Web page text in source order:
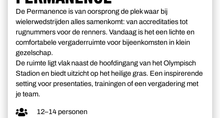
De Permanence is van oorsprong de plek waar bij
wielerwedstrijden alles samenkomt: van accreditaties tot
rugnummers voor de renners. Vandaag is het een lichte en
comfortabele vergaderruimte voor bijeenkomsten in klein
gezelschap.
De ruimte ligt vlak naast de hoofdingang van het Olympisch
Stadion en biedt uitzicht op het heilige gras. Een inspirerende
setting voor presentaties, trainingen of een vergadering met
je team.
12–14 personen